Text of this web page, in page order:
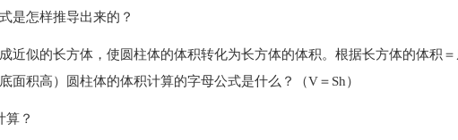
是怎样推导出来的？
近似的长方体，使圆柱体的体积转化为长方体的体积。根据长方体的体积
面积高）圆柱体的体积计算的字母公式是什么？（V＝Sh）
算？